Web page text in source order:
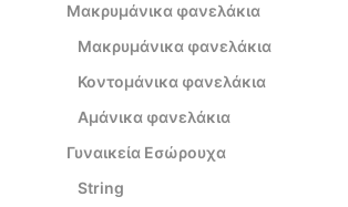
Μακρυμάνικα φανελάκια
Μακρυμάνικα φανελάκια
Κοντομάνικα φανελάκια
Αμάνικα φανελάκια
Γυναικεία Εσώρουχα
String